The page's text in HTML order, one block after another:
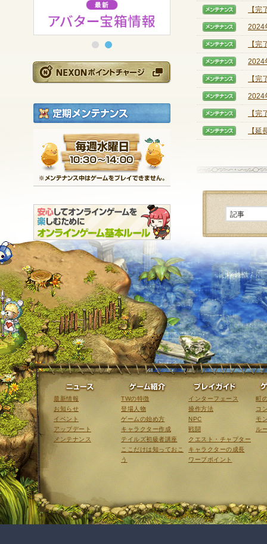
NEXONポイントチ
定期メンテナンス
毎週水曜日 10:30
【メ
【
【メ
2024
【メ
【
【メ
2024
【メ
【
【メ
2024
【メ
【
【メ
【
ニュース
最新情報
お知らせ
イベント
アップデート
メンテナンス
ゲーム紹介
TWの特徴
登場人物
ゲームの始め方
キャラクター作成
テイルズ初級者講座
ここだけは知っておこ
う
インターフェース
操作方法
NPC
戦闘
クエスト・チャプター
キャラクターの成長
ワープポイント
町
コ
モ
ル